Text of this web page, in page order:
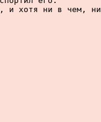
и хотя ни в чем,